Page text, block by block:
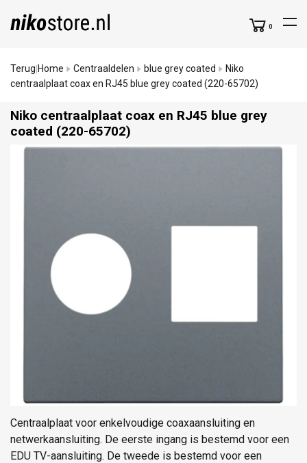
0
Terug Home Centraaldelen blue grey coated
Niko
centraalplaat coax en RJ45 blue grey coated (220-65702)
Niko centraalplaat coax en RJ45 blue grey
coated (220-65702)
Centraalplaat voor enkelvoudige coaxaansluiting en
netwerkaansluiting. De eerste ingang is bestemd voor een
EDU TV-aansluiting. De tweede is bestemd voor een